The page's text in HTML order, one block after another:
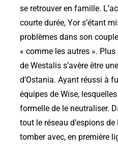
se retrouver en famille.
courte durée, Yor s’étant
problèmes dans son
« comme les autres ».
de Westalis s’avère être
d’Ostania. Ayant réussi à
équipes de Wise,
formelle de le neutraliser.
tout le réseau d’espions de
tomber avec, en première